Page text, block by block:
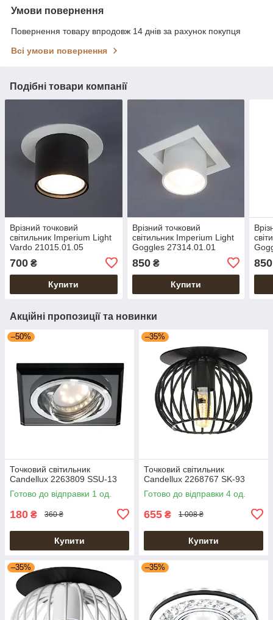
Умови повернення
Повернення товару впродовж 14 днів за рахунок покупця
Всі умови повернення
Подібні товари компанії
Врізний точковий
світильник Imperium Light
Vardo 21015.01.05
700 ₴
Купити
Врізний точковий
світильник Imperium Light
Goggles 27314.01.01
850₴
Купити
850
Акційні пропозиції та новинки
–50%
Точковий світильник
Candellux 2263809 SSU-13
Готово до відправки 1 од.
180 ₴ 360 ₴
Купити
–35%
Точковий світильник
Candellux 2268767 SK-93
Готово до відправки 4 од.
655 ₴ 1 008 ₴
Купити
–35% –35%